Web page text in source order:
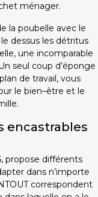
ménager.
la poubelle avec le
dessus les détritus
une incomparable
seul coup d’éponge
de travail, vous
le bien–être et le
encastrables
propose différents
dans n’importe
correspondent